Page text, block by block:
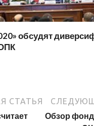
обсудят
СТАТЬЯ
Обзор